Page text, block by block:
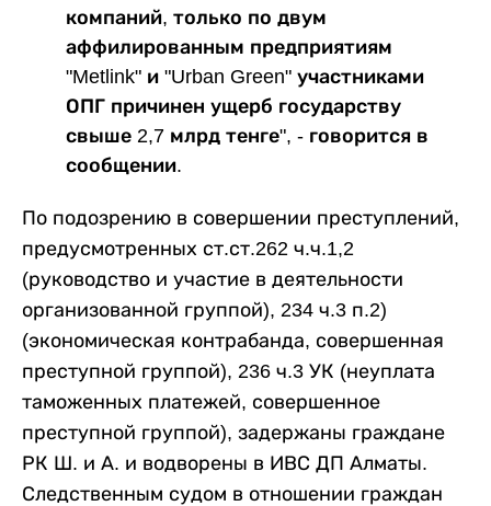
компаний, только по двум
аффилированным предприятиям
"Metlink" и "Urban Green" участниками
ОПГ причинен ущерб государству
свыше 2,7 млрд тенге", - говорится в
сообщении.
По подозрению в совершении преступлений,
предусмотренных ст.ст.262 ч.ч.1,2
(руководство и участие в деятельности
организованной группой), 234 ч.3 п.2)
(экономическая контрабанда, совершенная
преступной группой), 236 ч.3 УК (неуплата
таможенных платежей, совершенное
преступной группой), задержаны граждане
РК Ш. и А. и водворены в ИВС ДП Алматы.
Следственным судом в отношении граждан